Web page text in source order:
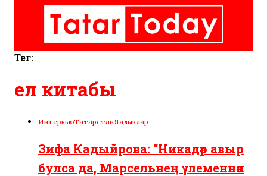
Тег:
ел китабы
ИнтервьюТатарстанЯңалыклар
Зифа Кадыйрова: “Никадәр авыр
булса да, Марсельнең үлеменнән